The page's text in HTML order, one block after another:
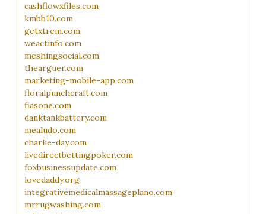
cashflowxfiles.com
kmbb10.com
getxtrem.com
weactinfo.com
meshingsocial.com
thearguer.com
marketing-mobile-app.com
floralpunchcraft.com
fiasone.com
danktankbattery.com
mealudo.com
charlie-day.com
livedirectbettingpoker.com
foxbusinessupdate.com
lovedaddy.org
integrativemedicalmassageplano.com
mrrugwashing.com